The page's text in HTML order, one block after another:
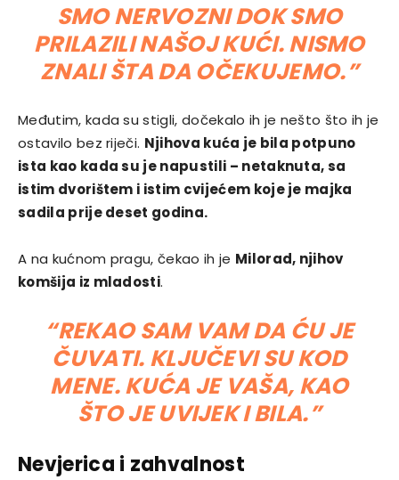
SMO NERVOZNI DOK SMO
PRILAZILI NAŠOJ KUĆI. NISMO
ZNALI ŠTA DA OČEKUJEMO.”
Međutim, kada su stigli, dočekalo ih je nešto što ih je
ostavilo bez riječi. Njihova kuća je bila potpuno
ista kao kada su je napustili – netaknuta, sa
istim dvorištem i istim cvijećem koje je majka
sadila prije deset godina.
A na kućnom pragu, čekao ih je Milorad, njihov
komšija iz mladosti.
“REKAO SAM VAM DA ĆU JE
ČUVATI. KLJUČEVI SU KOD
MENE. KUĆA JE VAŠA, KAO
ŠTO JE UVIJEK I BILA.”
Nevjerica i zahvalnost